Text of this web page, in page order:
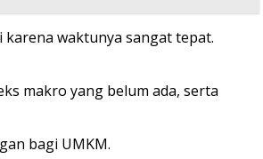
waktunya sangat tepat.
makro yang belum ada, serta
bagi UMKM.